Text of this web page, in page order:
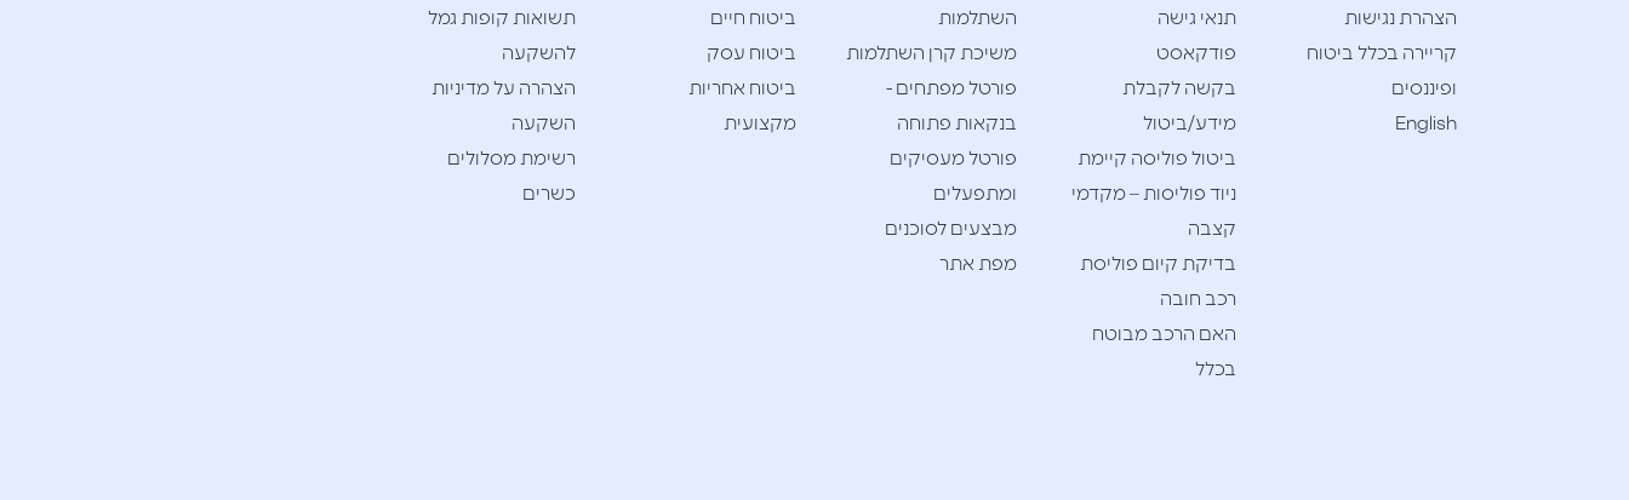
הצהרת נגישות
קריירה בכלל ביטוח
ופיננסים
English
תנאי גישה
פודקאסט
בקשה לקבלת
מידע/ביטול
ביטול פוליסה קיימת
ניוד פוליסות – מקדמי
קצבה
בדיקת קיום פוליסת
רכב חובה
האם הרכב מבוטח
בכלל
השתלמות
משיכת קרן השתלמות
פורטל מפתחים -
בנקאות פתוחה
פורטל מעסיקים
ומתפעלים
מבצעים לסוכנים
מפת אתר
ביטוח חיים
ביטוח עסק
ביטוח אחריות
מקצועית
תשואות קופות גמל
להשקעה
הצהרה על מדיניות
השקעה
רשימת מסלולים
כשרים